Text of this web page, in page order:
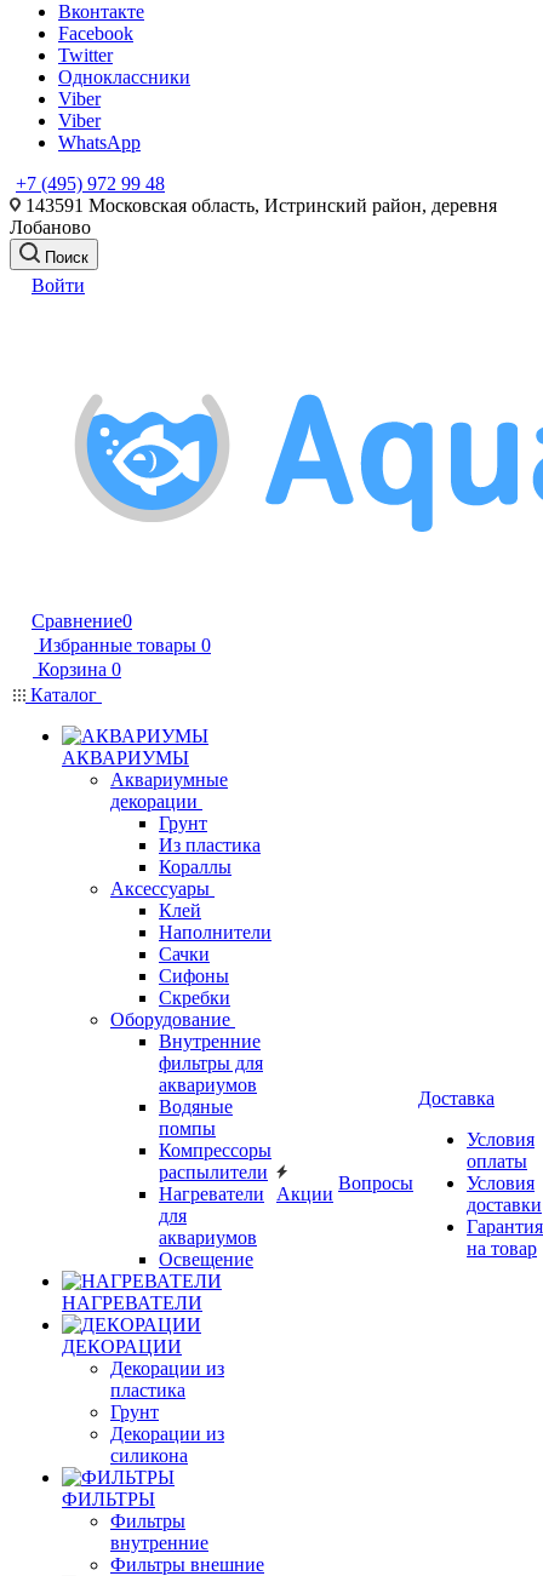
Вконтакте
Facebook
Twitter
Одноклассники
Viber
Viber
WhatsApp
+7 (495) 972 99 48
143591 Московская область, Истринский район, деревня
Лобаново
Поиск
Войти
Сравнение0
Избранные товары 0
Корзина 0
Каталог
АКВАРИУМЫ
Аквариумные
декорации
Грунт
Из пластика
Кораллы
Аксессуары
Клей
Наполнители
Сачки
Сифоны
Скребки
Оборудование
Внутренние
фильтры для
аквариумов
Водяные
помпы
Компрессоры
распылители
Нагреватели
для
аквариумов
Освещение
НАГРЕВАТЕЛИ
ДЕКОРАЦИИ
Декорации из
пластика
Грунт
Декорации из
силикона
ФИЛЬТРЫ
Фильтры
внутренние
Фильтры внешние
Акции
Вопросы
Доставка
Условия
оплаты
Условия
доставки
Гарантия
на товар